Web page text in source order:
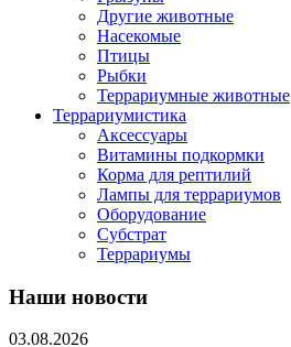
Другие животные
Насекомые
Птицы
Рыбки
Террариумные животные
Террариумистика
Аксессуары
Витамины подкормки
Корма для рептилий
Лампы для террариумов
Оборудование
Субстрат
Террариумы
Наши новости
03.08.2026